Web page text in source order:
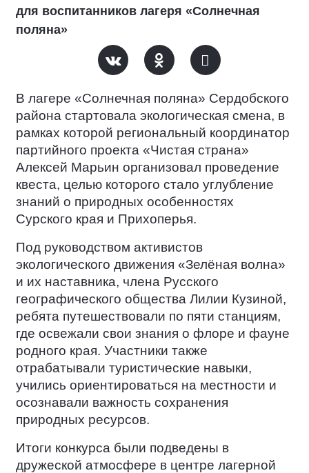
для воспитанников лагеря «Солнечная
поляна»
В лагере «Солнечная поляна» Сердобского
района стартовала экологическая смена, в
рамках которой региональный координатор
партийного проекта «Чистая страна»
Алексей Марьин организовал проведение
квеста, целью которого стало углубление
знаний о природных особенностях
Сурского края и Прихоперья.
Под руководством активистов
экологического движения «Зелёная волна»
и их наставника, члена Русского
географического общества Лилии Кузиной,
ребята путешествовали по пяти станциям,
где освежали свои знания о флоре и фауне
родного края. Участники также
отрабатывали туристические навыки,
учились ориентироваться на местности и
осознавали важность сохранения
природных ресурсов.
Итоги конкурса были подведены в
дружеской атмосфере в центре лагерной